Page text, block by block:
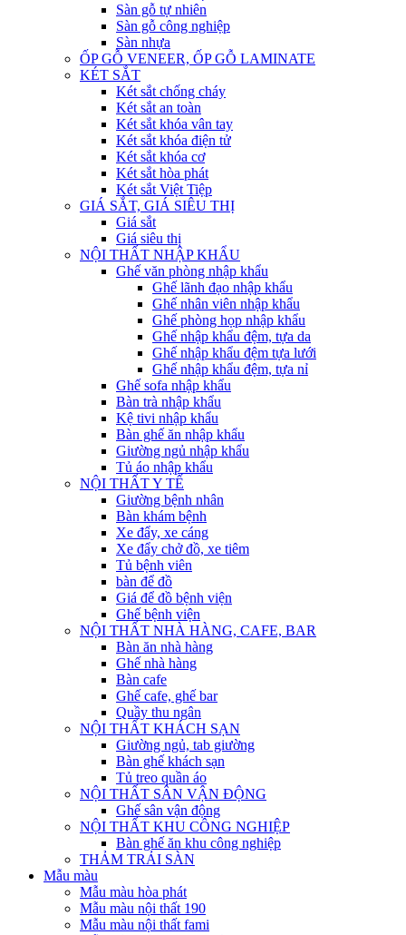
Sàn gỗ tự nhiên
Sàn gỗ công nghiệp
Sàn nhựa
ỐP GỖ VENEER, ỐP GỖ LAMINATE
KÉT SẮT
Két sắt chống cháy
Két sắt an toàn
Két sắt khóa vân tay
Két sắt khóa điện tử
Két sắt khóa cơ
Két sắt hòa phát
Két sắt Việt Tiệp
GIÁ SẮT, GIÁ SIÊU THỊ
Giá sắt
Giá siêu thị
NỘI THẤT NHẬP KHẨU
Ghế văn phòng nhập khẩu
Ghế lãnh đạo nhập khẩu
Ghế nhân viên nhập khẩu
Ghế phòng họp nhập khẩu
Ghế nhập khẩu đệm, tựa da
Ghế nhập khẩu đệm tựa lưới
Ghế nhập khẩu đệm, tựa nỉ
Ghế sofa nhập khẩu
Bàn trà nhập khẩu
Kệ tivi nhập khẩu
Bàn ghế ăn nhập khẩu
Giường ngủ nhập khẩu
Tủ áo nhập khẩu
NỘI THẤT Y TẾ
Giường bệnh nhân
Bàn khám bệnh
Xe đẩy, xe cáng
Xe đẩy chở đồ, xe tiêm
Tủ bệnh viên
bàn để đồ
Giá để đồ bệnh viện
Ghế bệnh viện
NỘI THẤT NHÀ HÀNG, CAFE, BAR
Bàn ăn nhà hàng
Ghế nhà hàng
Bàn cafe
Ghế cafe, ghế bar
Quầy thu ngân
NỘI THẤT KHÁCH SẠN
Giường ngủ, tab giường
Bàn ghế khách sạn
Tủ treo quần áo
NỘI THẤT SÂN VẬN ĐỘNG
Ghế sân vận động
NỘI THẤT KHU CÔNG NGHIỆP
Bàn ghế ăn khu công nghiệp
THẢM TRẢI SÀN
Mẫu màu
Mẫu màu hòa phát
Mẫu màu nội thất 190
Mẫu màu nội thất fami